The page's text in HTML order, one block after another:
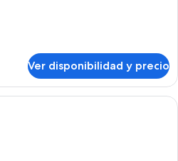
Ver disponibilidad y precio
Una habitación de hotel moderna